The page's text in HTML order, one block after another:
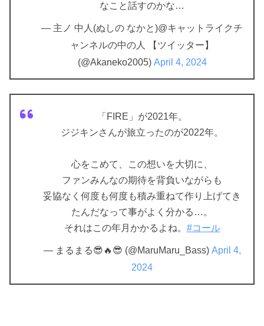
なこと話すのかな…
— 主ノ 中人(ぬしの なかと)@キャットライクチ
ャンネルの中の人 【ツイッター】
(@Akaneko2005) April 4, 2024
「FIRE」が2021年。
ジジキンさんが旅立ったのが2022年。
心をこめて、この想いを大切に、
ファンみんなの期待を背負いながらも
妥協なく何度も何度も積み重ねて作り上げてき
たんだなって事がよく分かる…。
それはこの年月かかるよね。 #コール
— まるまる😎🔥😎 (@MaruMaru_Bass) April 4,
2024